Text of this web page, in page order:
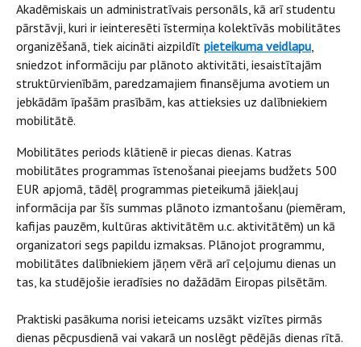
Akadēmiskais un administratīvais personāls, kā arī studentu
pārstāvji, kuri ir ieinteresēti īstermiņa kolektīvās mobilitātes
organizēšanā, tiek aicināti aizpildīt pieteikuma veidlapu,
sniedzot informāciju par plānoto aktivitāti, iesaistītajām
struktūrvienībām, paredzamajiem finansējuma avotiem un
jebkādām īpašām prasībām, kas attieksies uz dalībniekiem
mobilitātē.
Mobilitātes periods klātienē ir piecas dienas. Katras
mobilitātes programmas īstenošanai pieejams budžets 500
EUR apjomā, tādēļ programmas pieteikumā jāiekļauj
informācija par šīs summas plānoto izmantošanu (piemēram,
kafijas pauzēm, kultūras aktivitātēm u.c. aktivitātēm) un kā
organizatori segs papildu izmaksas. Plānojot programmu,
mobilitātes dalībniekiem jāņem vērā arī ceļojumu dienas un
tas, ka studējošie ieradīsies no dažādām Eiropas pilsētām.
Praktiski pasākuma norisi ieteicams uzsākt vizītes pirmās
dienas pēcpusdienā vai vakarā un noslēgt pēdējās dienas rītā.